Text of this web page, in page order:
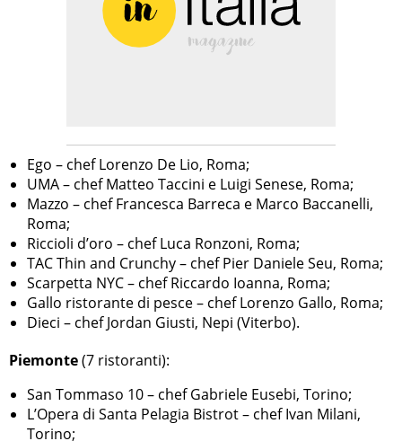
Ego – chef Lorenzo De Lio, Roma;
UMA – chef Matteo Taccini e Luigi Senese, Roma;
Mazzo – chef Francesca Barreca e Marco Baccanelli,
Roma;
Riccioli d’oro – chef Luca Ronzoni, Roma;
TAC Thin and Crunchy – chef Pier Daniele Seu, Roma;
Scarpetta NYC – chef Riccardo Ioanna, Roma;
Gallo ristorante di pesce – chef Lorenzo Gallo, Roma;
Dieci – chef Jordan Giusti, Nepi (Viterbo).
Piemonte(7 ristoranti):
San Tommaso 10 – chef Gabriele Eusebi, Torino;
L’Opera di Santa Pelagia Bistrot – chef Ivan Milani,
Torino;